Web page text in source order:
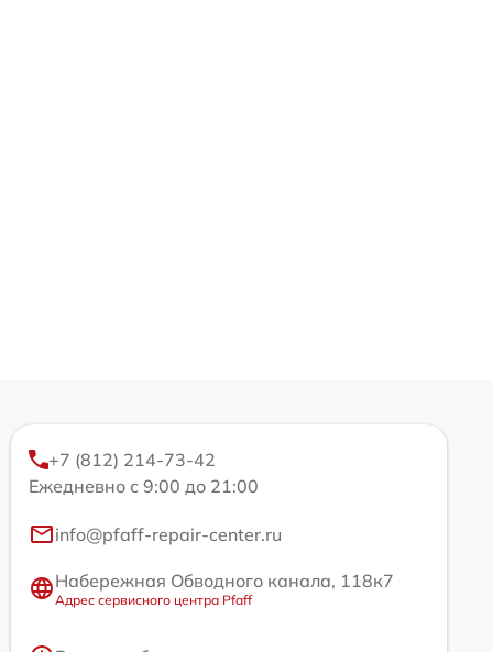
+7 (812) 214-73-42
Ежедневно с 9:00 до 21:00
info@pfaff-repair-center.ru
Набережная Обводного канала, 118к7
Адрес сервисного центра Pfaff